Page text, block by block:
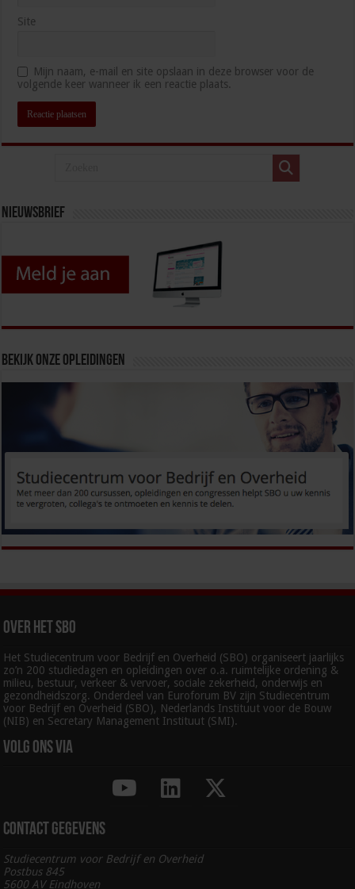
Site
Mijn naam, e-mail en site opslaan in deze browser voor de
volgende keer wanneer ik een reactie plaats.
Nieuwsbrief
Bekijk onze opleidingen
Over het SBO
Het Studiecentrum voor Bedrijf en Overheid (SBO) organiseert jaarlijks
zo’n 200 studiedagen en opleidingen over o.a. ruimtelijke ordening &
milieu, bestuur, verkeer & vervoer, sociale zekerheid, onderwijs en
gezondheidszorg. Onderdeel van Euroforum BV zijn Studiecentrum
voor Bedrijf en Overheid (SBO), Nederlands Instituut voor de Bouw
(NIB) en Secretary Management Instituut (SMI).
Volg ons via
Contact gegevens
Studiecentrum voor Bedrijf en Overheid
Postbus 845
5600 AV Eindhoven